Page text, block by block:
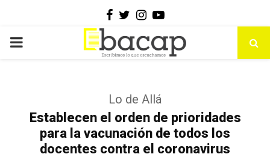
Facebook
Twitter
Instagram
Youtube
PRIMARY
Lo de Allá
Establecen el orden de prioridades
para la vacunación de todos los
docentes contra el coronavirus